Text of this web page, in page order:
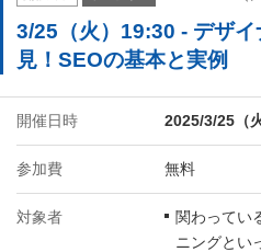
3/25（火）19:30 - デザ
見！SEOの基本と実例
開催日時 2025/3/25（
参加費 無料
対象者
関わってい
ニングとい